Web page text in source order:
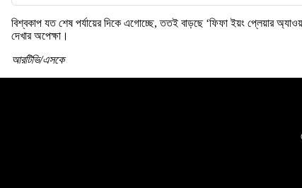
বিশ্বকাপ যত শেষ পর্যায়ের দিকে এগোচ্ছে, ততই বাড়ছে ‘ফিফা ইয়ং প্লেয়ার
দেখার অপেক্ষা।
আরটিভি/এসকে